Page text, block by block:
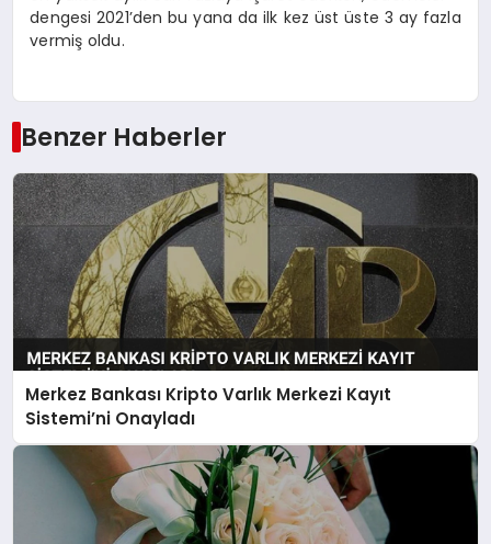
dengesi 2021’den bu yana da ilk kez üst üste 3 ay fazla
vermiş oldu.
Benzer Haberler
Merkez Bankası Kripto Varlık Merkezi Kayıt
Sistemi’ni Onayladı